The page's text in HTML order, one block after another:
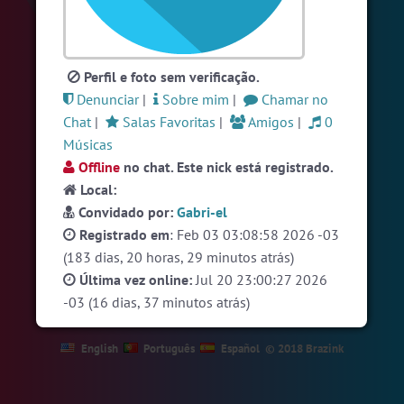
#Denuncias
5 pessoas
#Novanativa
#RadioModao
4 pessoas
Ver todas as salas
🎁 Promoção
com Site e Chat Bot 🤖 de Pedidos
English Português Español © 2018 Brazink
Perfil e foto sem verificação.
Denunciar| Sobre mim |
Chamar no
Chat | Salas Favoritas | Amigos |
0
Músicas
Offline no chat. Este nick está registrado.
Local:
Convidado por: Gabri-el
Registrado em: Feb 03 03:08:58 2026 -03
(183 dias, 20 horas, 29 minutos atrás)
Última vez online:Jul 20 23:00:27 2026
-03 (16 dias, 37 minutos atrás)